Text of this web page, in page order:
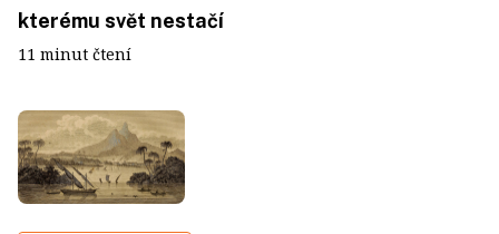
kterému svět nestačí
11 minut čtení